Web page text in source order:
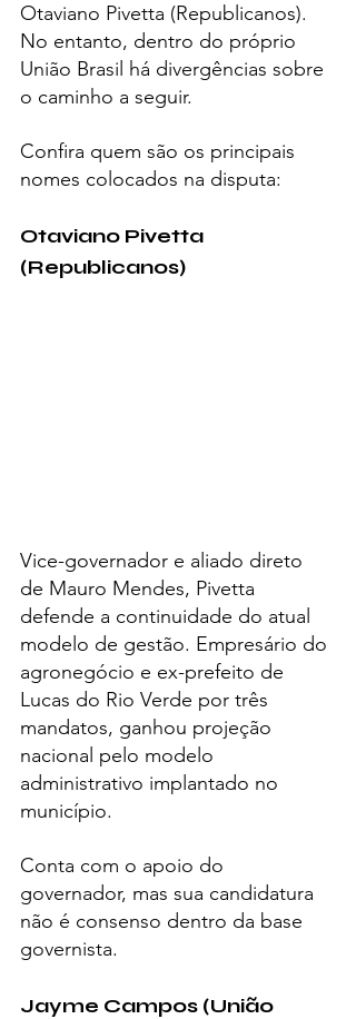
Otaviano Pivetta (Republicanos).
No entanto, dentro do próprio
União Brasil há divergências sobre
o caminho a seguir.
Confira quem são os principais
nomes colocados na disputa:
Otaviano Pivetta
(Republicanos)
Vice-governador e aliado direto
de Mauro Mendes, Pivetta
defende a continuidade do atual
modelo de gestão. Empresário do
agronegócio e ex-prefeito de
Lucas do Rio Verde por três
mandatos, ganhou projeção
nacional pelo modelo
administrativo implantado no
município.
Conta com o apoio do
governador, mas sua candidatura
não é consenso dentro da base
governista.
Jayme Campos (União